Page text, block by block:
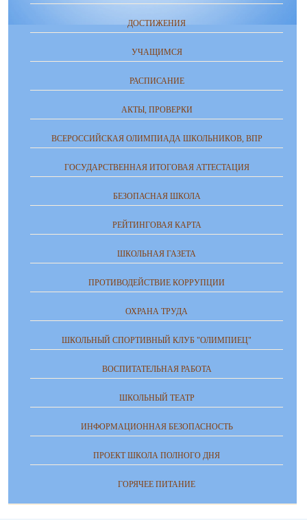
ДОСТИЖЕНИЯ
УЧАЩИМСЯ
РАСПИСАНИЕ
АКТЫ, ПРОВЕРКИ
ВСЕРОССИЙСКАЯ ОЛИМПИАДА ШКОЛЬНИКОВ, ВПР
ГОСУДАРСТВЕННАЯ ИТОГОВАЯ АТТЕСТАЦИЯ
БЕЗОПАСНАЯ ШКОЛА
РЕЙТИНГОВАЯ КАРТА
ШКОЛЬНАЯ ГАЗЕТА
ПРОТИВОДЕЙСТВИЕ КОРРУПЦИИ
ОХРАНА ТРУДА
ШКОЛЬНЫЙ СПОРТИВНЫЙ КЛУБ "ОЛИМПИЕЦ"
ВОСПИТАТЕЛЬНАЯ РАБОТА
ШКОЛЬНЫЙ ТЕАТР
ИНФОРМАЦИОННАЯ БЕЗОПАСНОСТЬ
ПРОЕКТ ШКОЛА ПОЛНОГО ДНЯ
ГОРЯЧЕЕ ПИТАНИЕ